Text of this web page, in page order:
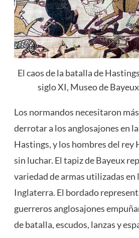
El caos de la batalla de
siglo XI, Museo de
Los normandos necesitaron
derrotar a los anglosajones en
Hastings, y los hombres del rey
sin luchar. El tapiz de Bayeux
variedad de armas utilizadas en
Inglaterra. El bordado
guerreros anglosajones
de batalla, escudos, lanzas y